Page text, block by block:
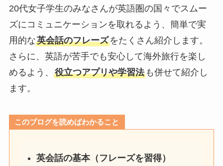
20代女子学生のみなさんが英語圏の国々でスムー
ズにコミュニケーションを取れるよう、簡単で実
用的な英会話のフレーズをたくさん紹介します。
さらに、英語が苦手でも安心して海外旅行を楽し
めるよう、 役立つアプリや学習法も併せて紹介し
ます。
このブログを読めばわかること
英会話の基本（フレーズを習得）